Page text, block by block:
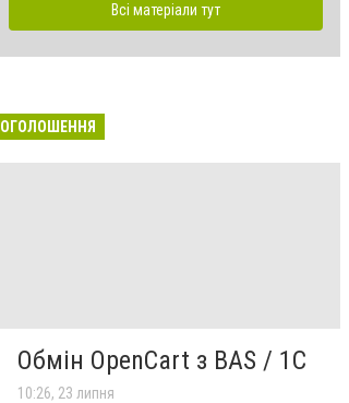
Всі матеріали тут
ОГОЛОШЕННЯ
Обмін OpenCart з BAS / 1C
10:26, 23 липня